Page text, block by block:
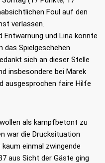
Foul auf den
verlassen.
Entwarnung und Lina konnte
das Spielgeschehen
sich an dieser Stelle
insbesondere bei Marek
ausgesprochen faire Hilfe
als kampfbetont zu
war die Drucksituation
einmal zwingende
aus Sicht der Gäste ging